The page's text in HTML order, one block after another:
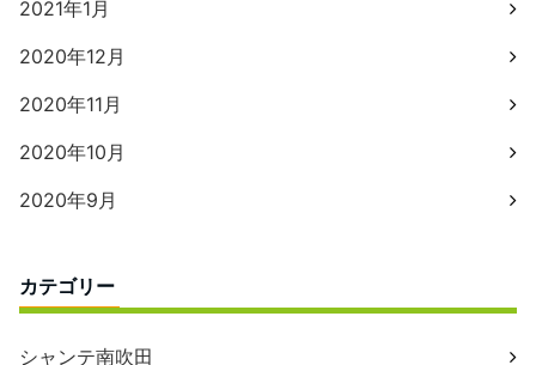
2021年1月
2020年12月
2020年11月
2020年10月
2020年9月
カテゴリー
シャンテ南吹田